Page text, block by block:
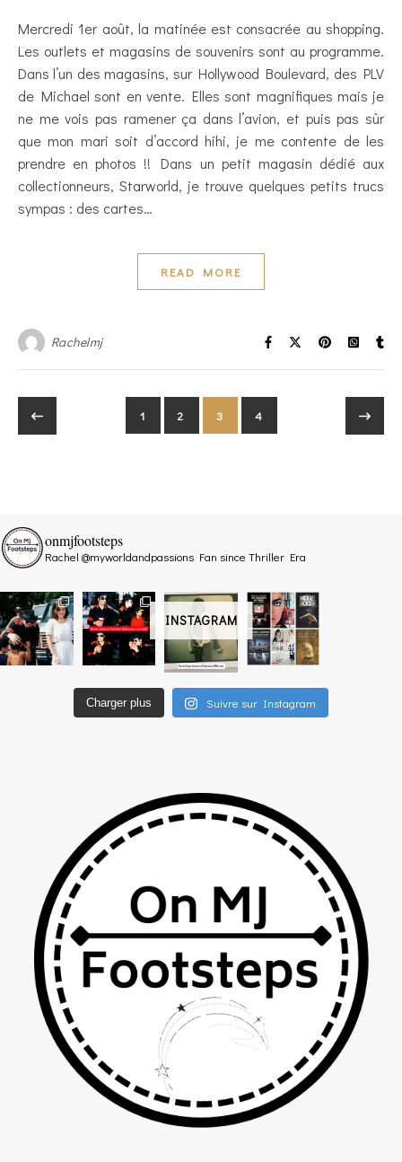
Mercredi 1er août, la matinée est consacrée au shopping.
Les outlets et magasins de souvenirs sont au programme.
Dans l’un des magasins, sur Hollywood Boulevard, des PLV
de Michael sont en vente. Elles sont magnifiques mais je
ne me vois pas ramener ça dans l’avion, et puis pas sûr
que mon mari soit d’accord hihi, je me contente de les
prendre en photos !! Dans un petit magasin dédié aux
collectionneurs, Starworld, je trouve quelques petits trucs
sympas : des cartes…
READ MORE
Rachelmj
1 2 3 4
INSTAGRAM
onmjfootsteps
Rachel @myworldandpassions Fan since Thriller Era
Charger plus Suivre sur Instagram